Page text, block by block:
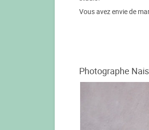
Vous avez envie de
Photographe